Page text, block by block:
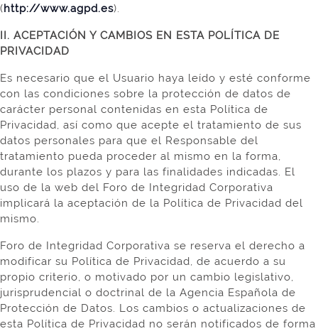
(http://www.agpd.es).
II. ACEPTACIÓN Y CAMBIOS EN ESTA POLÍTICA DE
PRIVACIDAD
Es necesario que el Usuario haya leído y esté conforme
con las condiciones sobre la protección de datos de
carácter personal contenidas en esta Política de
Privacidad, así como que acepte el tratamiento de sus
datos personales para que el Responsable del
tratamiento pueda proceder al mismo en la forma,
durante los plazos y para las finalidades indicadas. El
uso de la web del Foro de Integridad Corporativa
implicará la aceptación de la Política de Privacidad del
mismo.
Foro de Integridad Corporativa se reserva el derecho a
modificar su Política de Privacidad, de acuerdo a su
propio criterio, o motivado por un cambio legislativo,
jurisprudencial o doctrinal de la Agencia Española de
Protección de Datos. Los cambios o actualizaciones de
esta Política de Privacidad no serán notificados de forma